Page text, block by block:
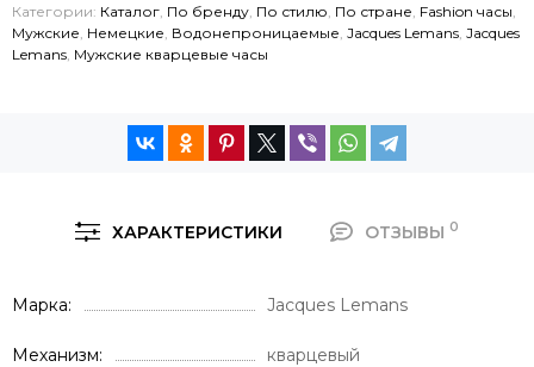
Категории: Каталог По бренду По стилю По стране Fashion часы
Мужские Немецкие Водонепроницаемые Jacques Lemans Jacques
Lemans Мужские кварцевые часы
ХАРАКТЕРИСТИКИ ОТЗЫВЫ 0
Марка Jacques Lemans
Механизм кварцевый